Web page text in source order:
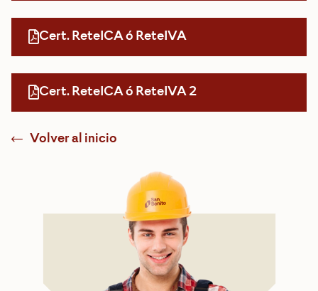
Cert. ReteICA ó ReteIVA
Cert. ReteICA ó ReteIVA 2
Volver al inicio